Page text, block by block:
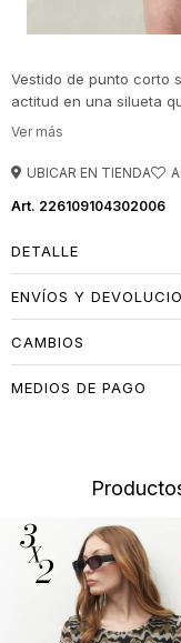
Vestido de punto corto
actitud en una silueta
cerrado y hombros
favorecedor.
UBICAR EN TIENDA
226109104302006
DETALLE
ENVÍOS Y
CAMBIOS
MEDIOS DE PAGO